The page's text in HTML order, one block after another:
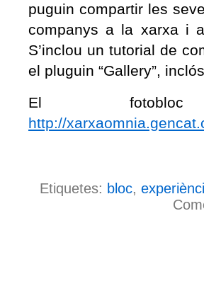
puguin compartir les
companys a la xarxa i
S’inclou un tutorial de
el pluguin “Gallery”,
El
http://
Etiquetes: bloc,